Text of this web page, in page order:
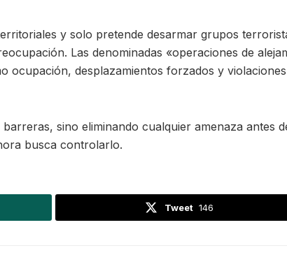
y solo pretende desarmar grupos
Las denominadas «operaciones de
ocupación, desplazamientos forzados y
sino eliminando cualquier amenaza antes
busca controlarlo.
Tweet 146